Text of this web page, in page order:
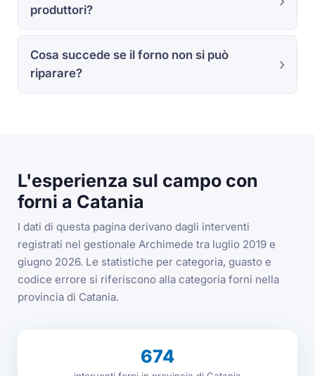
produttori?
Cosa succede se il forno non si può
riparare?
L'esperienza sul campo con
forni a Catania
I dati di questa pagina derivano dagli interventi
registrati nel gestionale Archimede tra luglio 2019 e
giugno 2026. Le statistiche per categoria, guasto e
codice errore si riferiscono alla categoria forni nella
provincia di Catania.
674